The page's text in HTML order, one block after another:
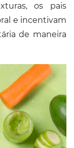
os pais
e incentivam
de maneira